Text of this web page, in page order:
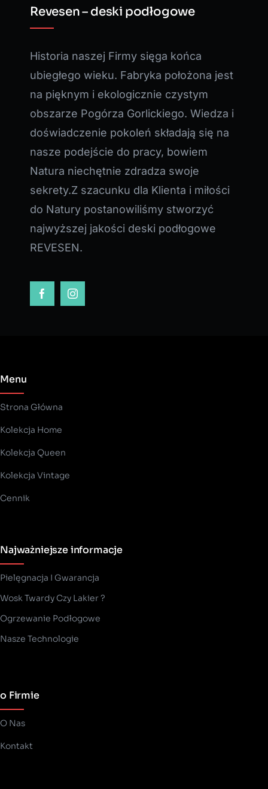
Revesen – deski podłogowe
Historia naszej Firmy sięga końca
ubiegłego wieku. Fabryka położona jest
na pięknym i ekologicznie czystym
obszarze Pogórza Gorlickiego. Wiedza i
doświadczenie pokoleń składają się na
nasze podejście do pracy, bowiem
Natura niechętnie zdradza swoje
sekrety.Z szacunku dla Klienta i miłości
do Natury postanowiliśmy stworzyć
najwyższej jakości deski podłogowe
REVESEN.
Menu
Strona Główna
Kolekcja Home
Kolekcja Queen
Kolekcja Vintage
Cennik
Najważniejsze informacje
Pielęgnacja I Gwarancja
Wosk Twardy Czy Lakier ?
­Ogrzewanie Podłogowe
Nasze Technologie
o Firmie
O Nas
Kontakt